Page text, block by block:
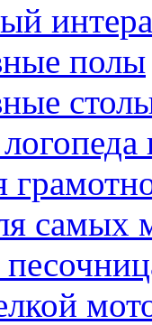
полы
самых